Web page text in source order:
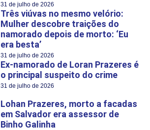
31 de julho de 2026
Três viúvas no mesmo velório:
Mulher descobre traições do
namorado depois de morto: ‘Eu
era besta’
31 de julho de 2026
Ex-namorado de Loran Prazeres é
o principal suspeito do crime
31 de julho de 2026
Lohan Prazeres, morto a facadas
em Salvador era assessor de
Binho Galinha